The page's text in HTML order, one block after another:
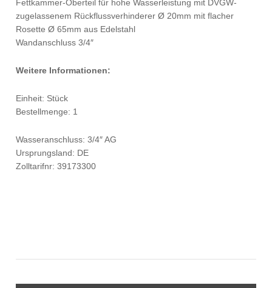
Fettkammer-Oberteil für hohe Wasserleistung mit DVGW-
zugelassenem Rückflussverhinderer Ø 20mm mit flacher
Rosette Ø 65mm aus Edelstahl
Wandanschluss 3/4″
Weitere Informationen:
Einheit: Stück
Bestellmenge: 1
Wasseranschluss: 3/4″ AG
Ursprungsland: DE
Zolltarifnr: 39173300